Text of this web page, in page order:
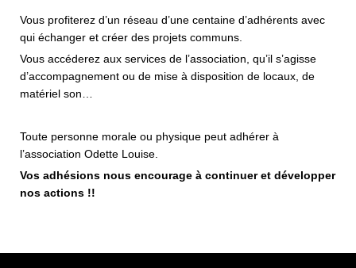
Vous profiterez d’un réseau d’une centaine d’adhérents avec
qui échanger et créer des projets communs.
Vous accéderez aux services de l’association, qu’il s’agisse
d’accompagnement ou de mise à disposition de locaux, de
matériel son…
Toute personne morale ou physique peut adhérer à
l’association Odette Louise.
Vos adhésions nous encourage à continuer et développer
nos actions !!